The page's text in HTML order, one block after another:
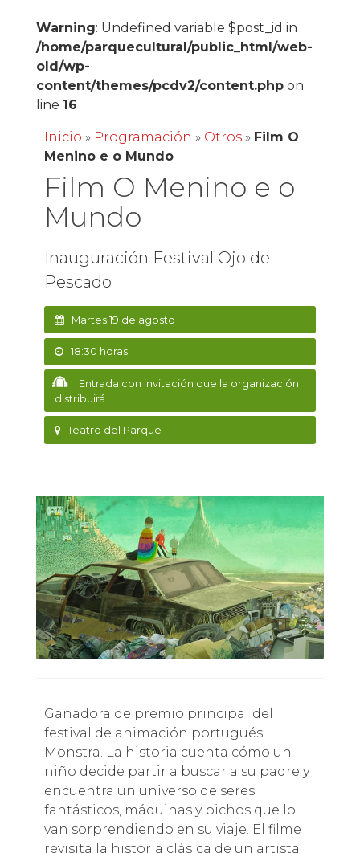
Warning: Undefined variable $post_id in
/home/parquecultural/public_html/web-
old/wp-
content/themes/pcdv2/content.phpon
line 16
Inicio » Programación » Otros» Film O
Menino e o Mundo
Film O Menino e o
Mundo
Inauguración Festival Ojo de
Pescado
Martes 19 de agosto
18:30 horas
Entrada con invitación que la organización
distribuirá.
Teatro del Parque
Ganadora de premio principal del
festival de animación portugués
Monstra. La historia cuenta cómo un
niño decide partir a buscar a su padre y
encuentra un universo de seres
fantásticos, máquinas y bichos que lo
van sorprendiendo en su viaje. El filme
revisita la historia clásica de un artista